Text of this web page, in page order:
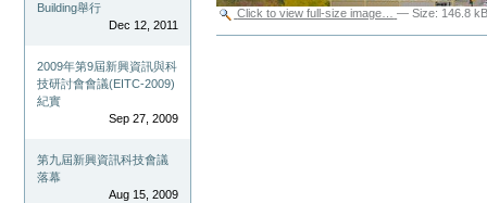
Building舉行
Dec 12, 2011
2009年第9屆新興資訊與科
技研討會會議(EITC-2009)
紀實
Sep 27, 2009
第九屆新興資訊科技會議
落幕
Aug 15, 2009
Click to view full-size image… —Size: 146.8